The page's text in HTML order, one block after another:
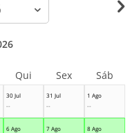
30 Jul
--
31 Jul
--
1 Ago
--
6 Ago
7 Ago
8 Ago
Qui Sex Sáb